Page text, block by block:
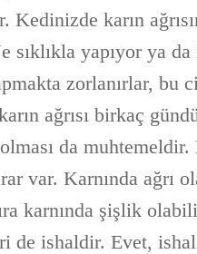
karın
sıklıkla yapıyor ya
zorlanırlar, bu
ağrısı birkaç
olması da
var. Karnında ağrı
karnında şişlik
de ishaldir. Evet, ishal